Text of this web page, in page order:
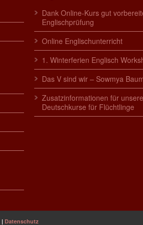
Dank Online-Kurs gut
Englischprüfung
Online Englischunterricht
1. Winterferien Englisch
Das V sind wir – Sowmya
Zusatzinformationen für
Deutschkurse für Flüchtlinge
| Datenschutz